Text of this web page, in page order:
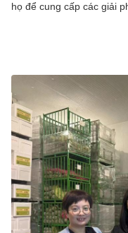
họ để cung cấp các giải